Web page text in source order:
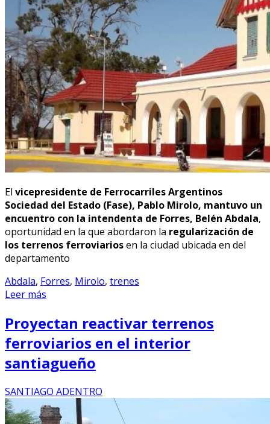
El vicepresidente de Ferrocarriles Argentinos
Sociedad del Estado (Fase), Pablo Mirolo, mantuvo un
encuentro con la intendenta de Forres, Belén Abdala,
oportunidad en la que abordaron la regularización de
los terrenos ferroviariosen la ciudad ubicada en del
departamento
Abdala, Forres, Mirolo, trenes
Leer más
Proyectan reactivar terrenos
ferroviarios en el interior
santiagueño
SANTIAGO ADENTRO